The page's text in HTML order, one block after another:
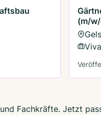
(m/
Fachkräfte. Jetzt